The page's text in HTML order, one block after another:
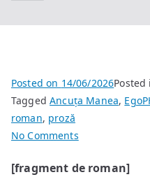
Posted on 14/06/2026Posted
TaggedAncuța Manea,
roman, proză
No Commentson
inimii”
[fragment de roman]